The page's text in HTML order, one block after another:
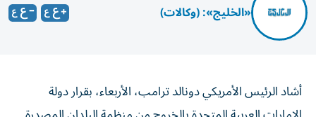
«الخليج»: (وكالات)
أشاد الرئيس ​الأمريكي ​دونالد ترامب، الأربعاء، بقرار دولة